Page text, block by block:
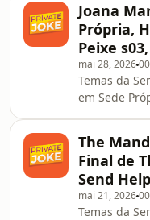
Joana
Própria,
Peixe
mai 28, 2026
Temas da Semana: -
em Sede
The
Final de
Send Help
mai 21, 2026
Temas da Semana: - The